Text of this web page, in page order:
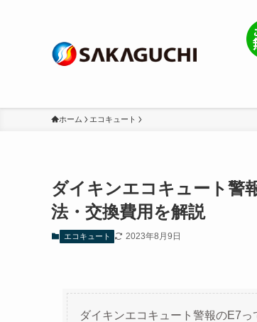
ホーム エコキュート
ダイキンエコキュート警
法・交換費用を解説
エコキュート 2023年8月9日
ダイキンエコキュート警報のE7っ